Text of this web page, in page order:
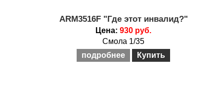
ARM3516F "Где этот инвалид?"
Цена: 930 руб.
Смола 1/35
подробнее
Купить